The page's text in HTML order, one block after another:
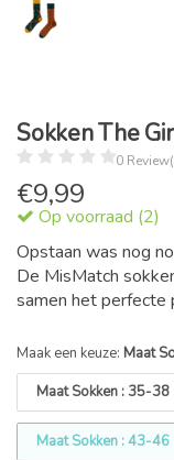
Sokken The
0
€9,99
Op voorraad (2)
Opstaan was nog
De MisMatch
samen het perfecte
Maak een keuze: Maat
Maat Sokken : 35-38
Maat Sokken : 43-46